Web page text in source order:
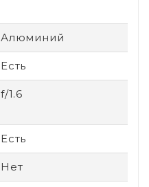
Алюминий
Есть
f/1.6
Есть
Нет